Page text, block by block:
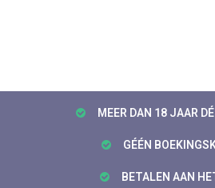
MEER DAN 18 JAAR
GÉÉN
BETALEN AAN